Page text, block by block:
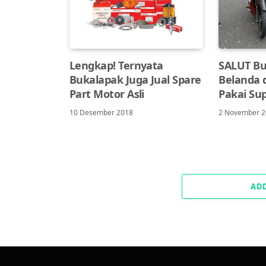
Lengkap! Ternyata
Bukalapak Juga Jual Spare
Part Motor Asli
10 Desember 2018
SALUT
Belanda
Pakai
2 November